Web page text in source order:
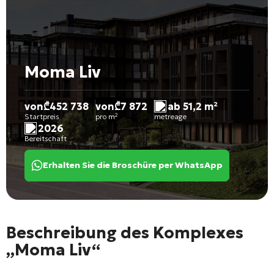
Moma Liv
von₾452 738
Startpreis
von₾7 872
pro m²
ab 51,2 m²
metreage
2026
Bereitschaft
Erhalten Sie die Broschüre per WhatsApp
Beschreibung des Komplexes
„Moma Liv“